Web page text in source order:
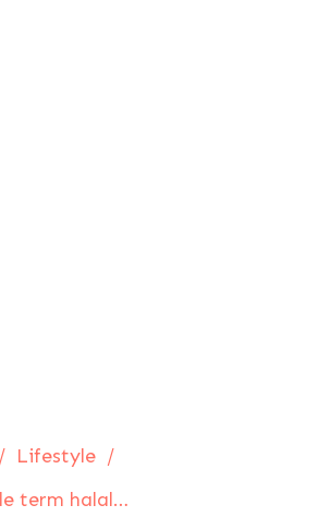
/ Lifestyle /
Wat betekent de term halal precies?